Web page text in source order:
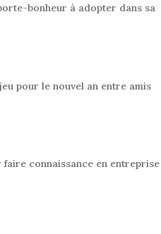
bonheur à adopter dans sa
pour le nouvel an entre amis
faire connaissance en entreprise